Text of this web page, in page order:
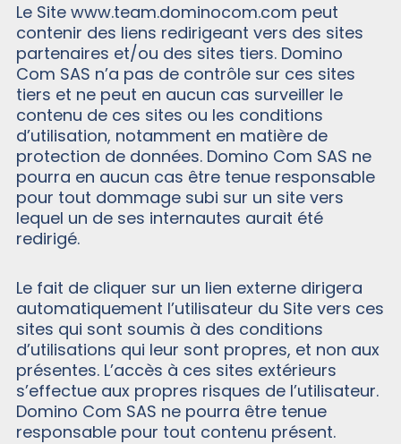
Le Site www.team.dominocom.com peut
contenir des liens redirigeant vers des sites
partenaires et/ou des sites tiers. Domino
Com SAS n’a pas de contrôle sur ces sites
tiers et ne peut en aucun cas surveiller le
contenu de ces sites ou les conditions
d’utilisation, notamment en matière de
protection de données. Domino Com SAS ne
pourra en aucun cas être tenue responsable
pour tout dommage subi sur un site vers
lequel un de ses internautes aurait été
redirigé.
Le fait de cliquer sur un lien externe dirigera
automatiquement l’utilisateur du Site vers ces
sites qui sont soumis à des conditions
d’utilisations qui leur sont propres, et non aux
présentes. L’accès à ces sites extérieurs
s’effectue aux propres risques de l’utilisateur.
Domino Com SAS ne pourra être tenue
responsable pour tout contenu présent.